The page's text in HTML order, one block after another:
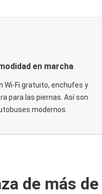
en marcha
Wi-Fi gratuito, enchufes y
para las piernas. Así son
modernos.
de más